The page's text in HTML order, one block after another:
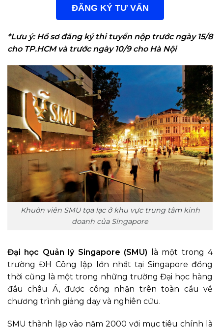
ĐĂNG KÝ TƯ VẤN
*Lưu ý: Hồ sơ đăng ký thi tuyển nộp trước ngày 15/8
cho TP.HCM và trước ngày 10/9 cho Hà Nội
Khuôn viên SMU tọa lạc ở khu vực trung tâm kinh
doanh của Singapore
Đại học Quản lý Singapore (SMU) là một trong 4
trường ĐH Công lập lớn nhất tại Singapore đồng
thời cũng là một trong những trường Đại học hàng
đầu châu Á, được công nhận trên toàn cầu về
chương trình giảng dạy và nghiên cứu.
SMU thành lập vào năm 2000 với mục tiêu chính là